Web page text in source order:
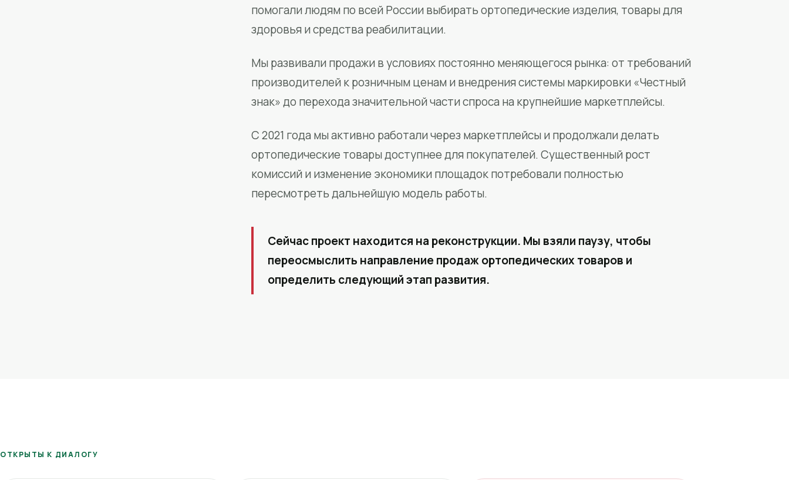
помогали людям по всей России выбирать ортопедические изделия, товары для
здоровья и средства реабилитации.
Мы развивали продажи в условиях постоянно меняющегося рынка: от требований
производителей к розничным ценам и внедрения системы маркировки «Честный
знак» до перехода значительной части спроса на крупнейшие маркетплейсы.
С 2021 года мы активно работали через маркетплейсы и продолжали делать
ортопедические товары доступнее для покупателей. Существенный рост
комиссий и изменение экономики площадок потребовали полностью
пересмотреть дальнейшую модель работы.
Сейчас проект находится на реконструкции. Мы взяли паузу, чтобы
переосмыслить направление продаж ортопедических товаров и
определить следующий этап развития.
ОТКРЫТЫ К ДИАЛОГУ